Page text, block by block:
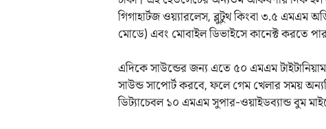
গিগাহার্টজ ওয়্যারলেস, ব্লুটুথ কিংবা ৩.৫ এমএম
মোডে) এবং মোবাইল ডিভাইসে কানেক্ট করতে
এদিকে সাউন্ডের জন্য এতে ৫০ এমএম
সাউন্ড সাপোর্ট করবে, ফলে গেম খেলার সময়
ডিট্যাচেবল ১০ এমএম সুপার-ওয়াইডব্যান্ড বুম